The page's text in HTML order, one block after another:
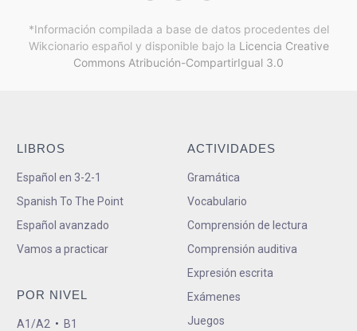
*Información compilada a base de datos procedentes del
Wikcionario español y disponible bajo la Licencia Creative
Commons Atribución-CompartirIgual 3.0
LIBROS
Español en 3-2-1
Spanish To The Point
Español avanzado
Vamos a practicar
POR NIVEL
A1/A2 • B1
ACTIVIDADES
Gramática
Vocabulario
Comprensión de lectura
Comprensión auditiva
Expresión escrita
Exámenes
Juegos